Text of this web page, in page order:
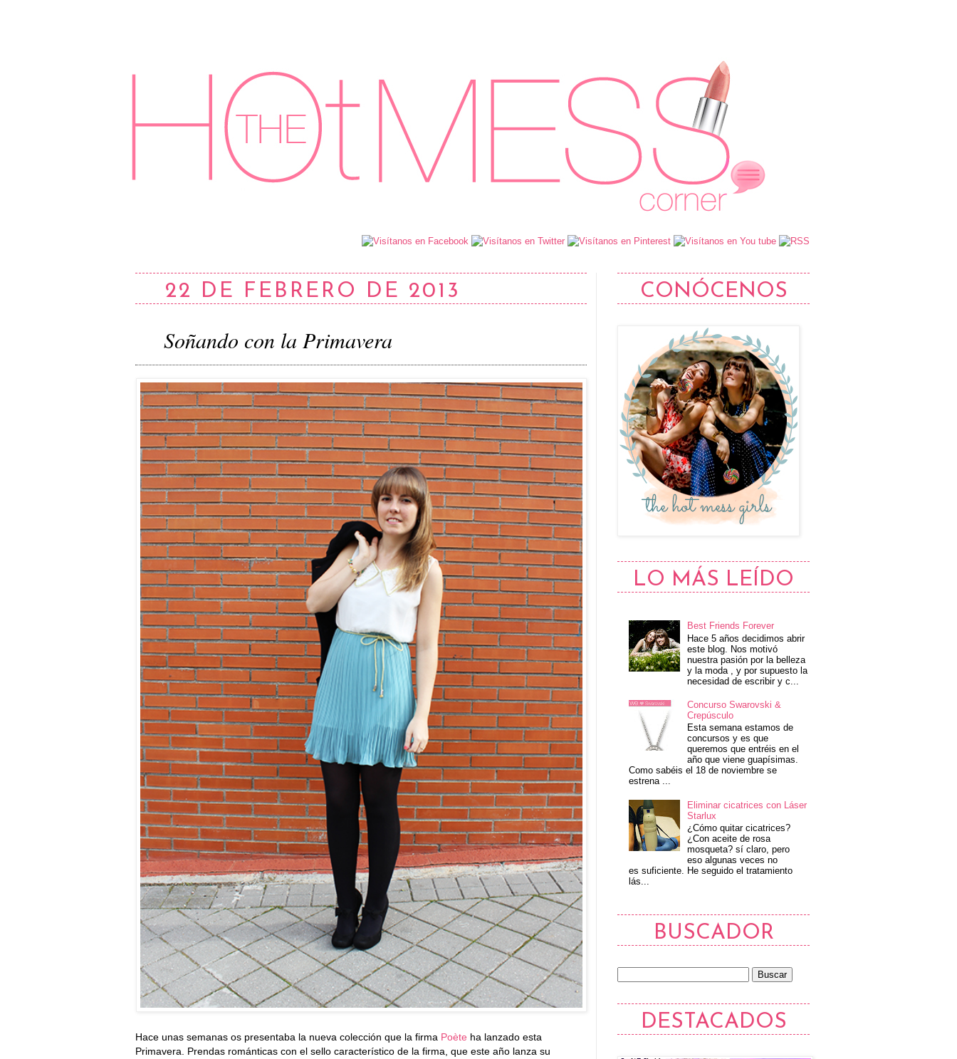
22 DE FEBRERO DE 2013
Soñando con la Primavera
Hace unas semanas os presentaba la nueva colección que la firma Poète ha lanzado esta
Primavera. Prendas románticas con el sello característico de la firma, que este año lanza su
CONÓCENOS
LO MÁS LEÍDO
Best Friends Forever
Hace 5 años decidimos abrir
este blog. Nos motivó
nuestra pasión por la belleza
y la moda , y por supuesto la
necesidad de escribir y c...
Concurso Swarovski &
Crepúsculo
Esta semana estamos de
concursos y es que
queremos que entréis en el
año que viene guapísimas.
Como sabéis el 18 de noviembre se
estrena ...
Eliminar cicatrices con Láser
Starlux
¿Cómo quitar cicatrices?
¿Con aceite de rosa
mosqueta? sí claro, pero
eso algunas veces no
es suficiente. He seguido el tratamiento
lás...
BUSCADOR
DESTACADOS